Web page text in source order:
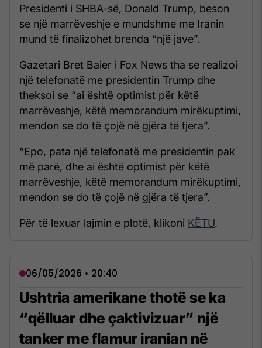
Presidenti i SHBA-së, Donald Trump, beson
se një marrëveshje e mundshme me Iranin
mund të finalizohet brenda “një jave”.
Gazetari Bret Baier i Fox News tha se realizoi
një telefonatë me presidentin Trump dhe
theksoi se “ai është optimist për këtë
marrëveshje, këtë memorandum mirëkuptimi,
mendon se do të çojë në gjëra të tjera”.
“Epo, pata një telefonatë me presidentin pak
më parë, dhe ai është optimist për këtë
marrëveshje, këtë memorandum mirëkuptimi,
mendon se do të çojë në gjëra të tjera”.
Për të lexuar lajmin e plotë, klikoni KËTU.
06/05/2026 • 20:40
Ushtria amerikane thotë se ka
“qëlluar dhe çaktivizuar” një
tanker me flamur iranian në